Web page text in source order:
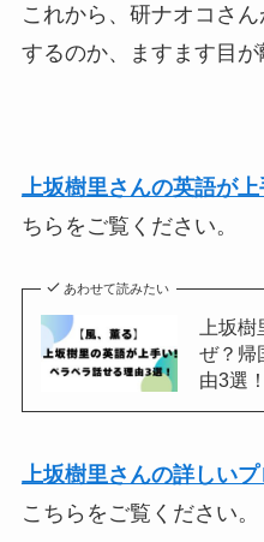
これから、研ナオコさ
するのか、ますます目が
上坂樹里さんの英語が
ちらをご覧ください。
あわせて読みたい
上坂
ぜ？帰
由3選
上坂樹里さんの詳しい
こちらをご覧ください。